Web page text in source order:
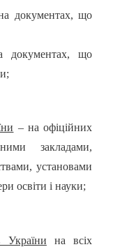
документах, що
документах, що
– на офіційних
закладами,
установами
освіти і науки;
України на всіх